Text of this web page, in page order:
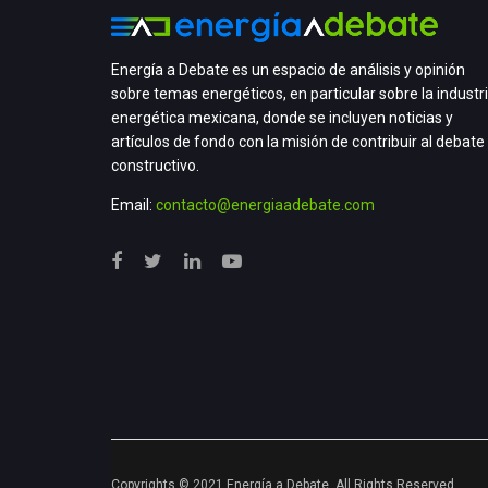
Energía a Debate es un espacio de análisis y opinión
sobre temas energéticos, en particular sobre la
energética mexicana, donde se incluyen noticias y
artículos de fondo con la misión de contribuir al debate
constructivo.
Email: contacto@energiaadebate.com
Copyrights © 2021 Energía a Debate. All Rights Reserved.